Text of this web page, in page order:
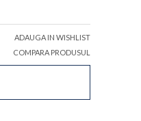
ADAUGA IN WISHLIST
COMPARA PRODUSUL